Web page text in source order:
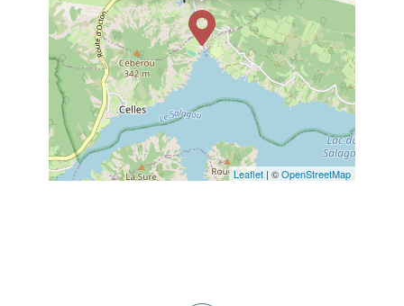
Leaflet | ©OpenStreetMap